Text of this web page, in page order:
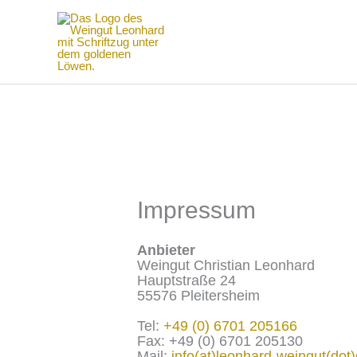
Impressum
Anbieter
Weingut Christian Leonhard
Hauptstraße 24
55576 Pleitersheim
Tel:+49 (0) 6701 205166
Fax: +49 (0) 6701 205130